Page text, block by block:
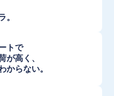
。
トで
が高く、
からない。